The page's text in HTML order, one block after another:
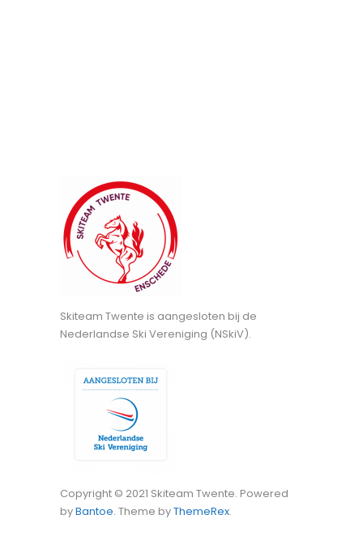
Skiteam Twente is aangesloten bij de
Nederlandse Ski Vereniging (NSkiV).
Copyright © 2021 Skiteam Twente. Powered
byBantoe. Theme byThemeRex.